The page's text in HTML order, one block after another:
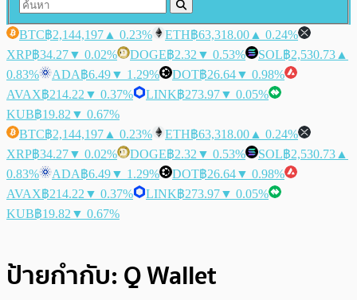
BTC฿2,144,197 ▲ 0.23% ETH฿63,318.00 ▲ 0.24%
XRP฿34.27▼ 0.02% DOGE฿2.32 ▼ 0.53% SOL฿2,530.73 ▲
0.83%
ADA฿6.49▼ 1.29% DOT฿26.64▼ 0.98%
AVAX฿214.22 ▼ 0.37% LINK฿273.97▼ 0.05%
KUB฿19.82 ▼ 0.67%
BTC฿2,144,197 ▲ 0.23% ETH฿63,318.00 ▲ 0.24%
XRP฿34.27▼ 0.02% DOGE฿2.32 ▼ 0.53% SOL฿2,530.73 ▲
0.83%
ADA฿6.49▼ 1.29% DOT฿26.64▼ 0.98%
AVAX฿214.22 ▼ 0.37% LINK฿273.97▼ 0.05%
KUB฿19.82 ▼ 0.67%
ป้ายกำกับ: Q Wallet